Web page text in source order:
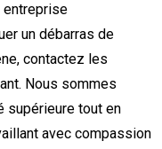
entreprise
un débarras de
contactez les
Nous sommes
supérieure tout en
avec compassion